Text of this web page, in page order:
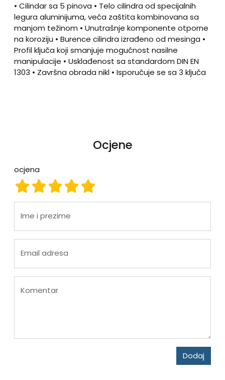
• Cilindar sa 5 pinova • Telo cilindra od specijalnih
legura aluminijuma, veća zaštita kombinovana sa
manjom težinom • Unutrašnje komponente otporne
na koroziju • Burence cilindra izrađeno od mesinga •
Profil ključa koji smanjuje mogućnost nasilne
manipulacije • Usklađenost sa standardom DIN EN
1303 • Završna obrada nikl • Isporučuje se sa 3 ključa
Ocjene
ocjena
ocjena 5
ocjena 4
ocjena 3
ocjena 2
ocjena 1
Ime i prezime
Email adresa
Komentar
Dodaj